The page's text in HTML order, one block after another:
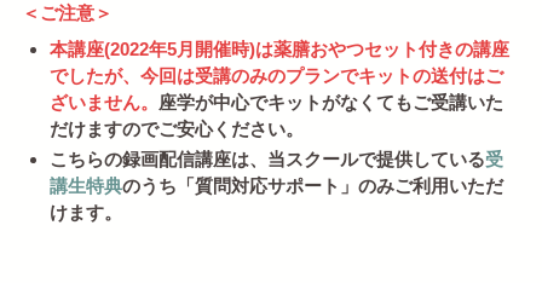
＜ご注意＞
本講座(2022年5月開催時)は薬膳おやつセット付きの講座
でしたが、今回は受講のみのプランでキットの送付はご
ざいません。 座学が中心でキットがなくてもご受講いた
だけますのでご安心ください。
こちらの録画配信講座は、当スクールで提供している受
講生特典のうち「質問対応サポート」のみご利用いただ
けます。